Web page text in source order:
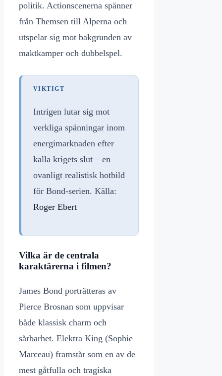
politik. Actionscenerna spänner
från Themsen till Alperna och
utspelar sig mot bakgrunden av
maktkamper och dubbelspel.
VIKTIGT
Intrigen lutar sig mot
verkliga spänningar inom
energimarknaden efter
kalla krigets slut – en
ovanligt realistisk hotbild
för Bond-serien. Källa:
Roger Ebert
Vilka är de centrala
karaktärerna i filmen?
James Bond porträtteras av
Pierce Brosnan som uppvisar
både klassisk charm och
sårbarhet. Elektra King (Sophie
Marceau) framstår som en av de
mest gåtfulla och tragiska